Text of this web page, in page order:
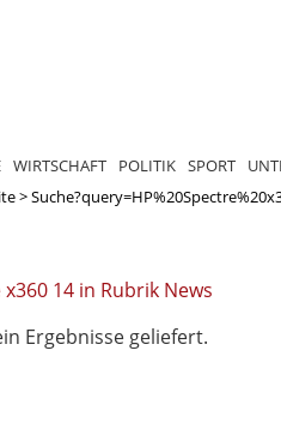
WIRTSCHAFT POLITIK SPORT
>
14 in Rubrik News
Ergebnisse geliefert.